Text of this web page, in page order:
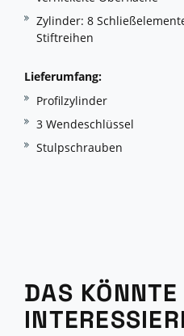
Zylinder: 8
Stiftreihen
Lieferumfang:
Profilzylinder
3 Wendeschlüssel
Stulpschrauben
DAS